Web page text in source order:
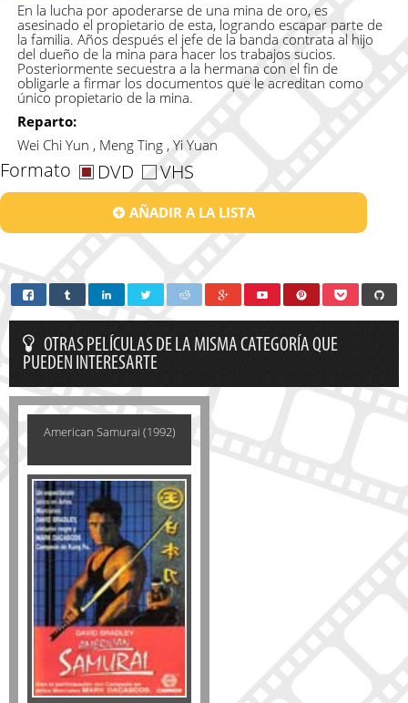
En la lucha por apoderarse de una mina de oro, es
asesinado el propietario de esta, logrando escapar parte de
la familia. Años después el jefe de la banda contrata al hijo
del dueño de la mina para hacer los trabajos sucios.
Posteriormente secuestra a la hermana con el fin de
obligarle a firmar los documentos que le acreditan como
único propietario de la mina.
Reparto:
Wei Chi Yun , Meng Ting , Yi Yuan
Formato DVD VHS
AÑADIR A LA LISTA
OTRAS PELÍCULAS DE LA MISMA CATEGORÍA QUE
PUEDEN INTERESARTE
American Samurai (1992)